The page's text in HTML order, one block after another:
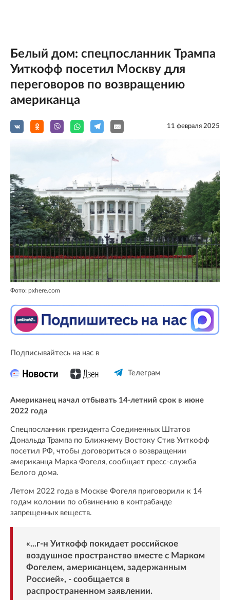
Белый дом: спецпосланник Трампа
Уиткофф посетил Москву для
переговоров по возвращению
американца
11 февраля 2025
Фото: pxhere.com
Подписывайтесь на нас в
Телеграм
Американец начал отбывать 14-летний срок в июне
2022 года
Спецпосланник президента Соединенных Штатов
Дональда Трампа по Ближнему Востоку Стив Уиткофф
посетил РФ, чтобы договориться о возвращении
американца Марка Фогеля, сообщает пресс-служба
Белого дома.
Летом 2022 года в Москве Фогеля приговорили к 14
годам колонии по обвинению в контрабанде
запрещенных веществ.
«...г-н Уиткофф покидает российское
воздушное пространство вместе с Марком
Фогелем, американцем, задержанным
Россией», - сообщается в
распространенном заявлении.